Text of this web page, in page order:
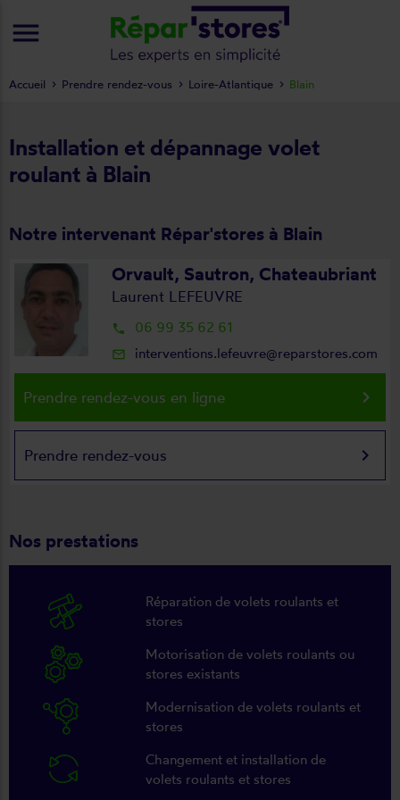
Installation et dépannage volet
roulant à Blain
Notre intervenant Répar'stores à Blain
Orvault, Sautron, Chateaubriant
Laurent LEFEUVRE
local_phone 06 99 35 62 61
mail_outline interventions.lefeuvre@reparstores.com
Prendre rendez-vous en ligne keyboard_arrow_right
Prendre rendez-vous keyboard_arrow_right
Nos prestations
Réparation de volets roulants et
stores
Motorisation de volets roulants ou
stores existants
Modernisation de volets roulants et
stores
Changement et installation de
volets roulants et stores
Accueil Prendre rendez-vous Loire-Atlantique Blain
menu